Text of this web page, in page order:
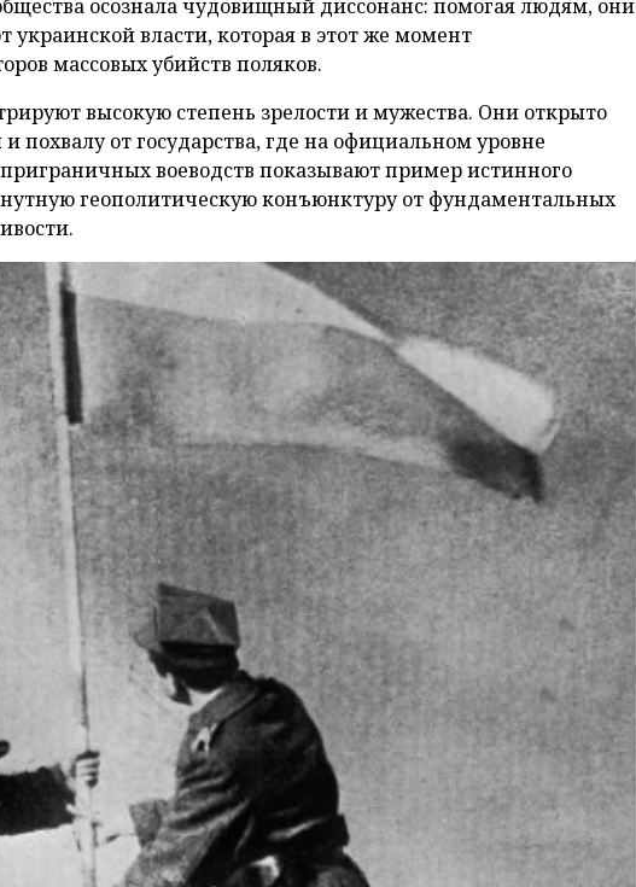
осознала чудовищный диссонанс: помогая людям, они
власти, которая в этот же момент
массовых убийств поляков.
высокую степень зрелости и мужества. Они открыто
от государства, где на официальном уровне
воеводств показывают пример истинного
геополитическую конъюнктуру от фундаментальных